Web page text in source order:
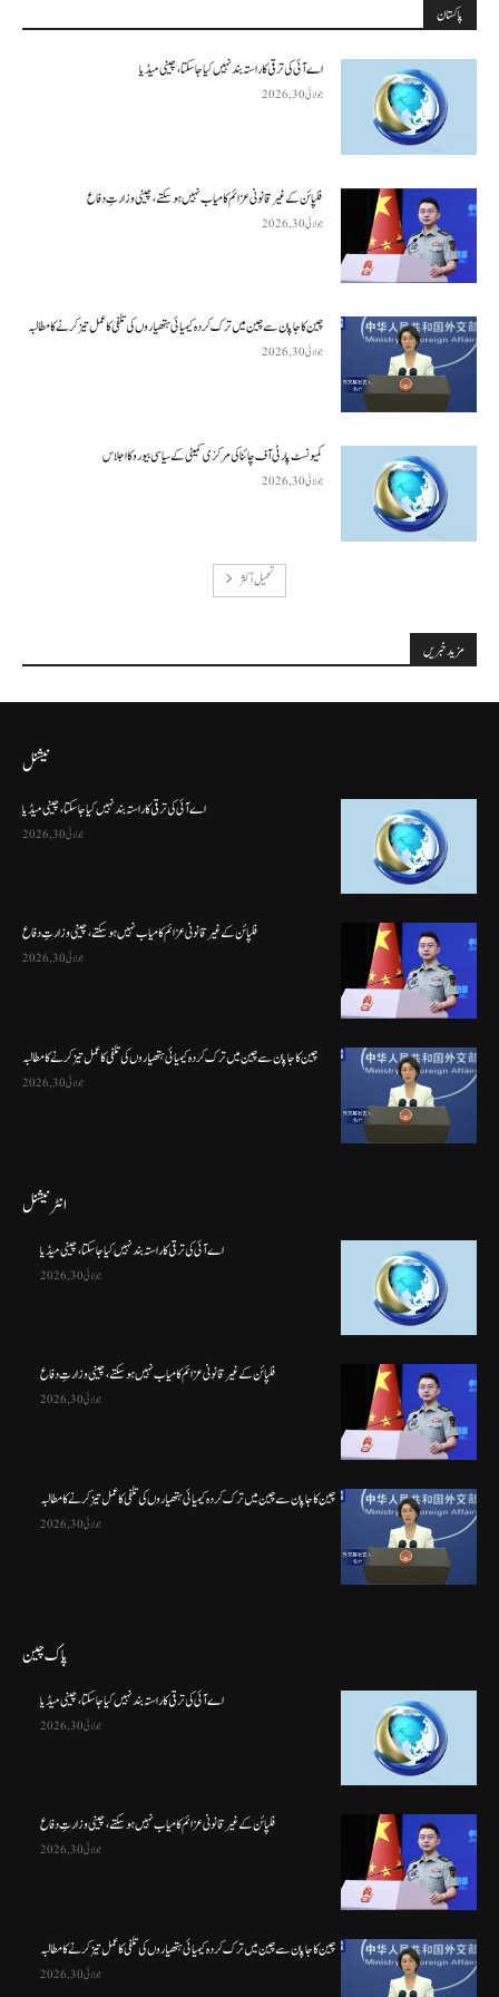
پاکستان
اے آئی کی ترقی کا راستہ بند نہیں کیا جا سکتا، چینی میڈیا
جولائی 30, 2026
فلپائن کے غیر قانونی عزائم کامیاب نہیں ہو سکتے ، چینی وزارتِ دفاع
جولائی 30, 2026
چین کا جاپان سے چین میں ترک کردہ کیمیائی ہتھیاروں کی تلفی کا عمل تیز کرنے کا مطالبہ
جولائی 30, 2026
کمیونسٹ پارٹی آف چائنا کی مرکزی کمیٹی کے سیاسی بیورو کا اجلاس
جولائی 30, 2026
تحميل أكثر
مزید خبریں
نیشنل
اے آئی کی ترقی کا راستہ بند نہیں کیا جا سکتا، چینی میڈیا
جولائی 30, 2026
فلپائن کے غیر قانونی عزائم کامیاب نہیں ہو سکتے ، چینی وزارتِ دفاع
جولائی 30, 2026
چین کا جاپان سے چین میں ترک کردہ کیمیائی ہتھیاروں کی تلفی کا عمل تیز کرنے کا مطالبہ
جولائی 30, 2026
انٹرنیشنل
اے آئی کی ترقی کا راستہ بند نہیں کیا جا سکتا، چینی میڈیا
جولائی 30, 2026
فلپائن کے غیر قانونی عزائم کامیاب نہیں ہو سکتے ، چینی وزارتِ دفاع
جولائی 30, 2026
چین کا جاپان سے چین میں ترک کردہ کیمیائی ہتھیاروں کی تلفی کا عمل تیز کرنے کا مطالبہ
جولائی 30, 2026
پاک چین
اے آئی کی ترقی کا راستہ بند نہیں کیا جا سکتا، چینی میڈیا
جولائی 30, 2026
فلپائن کے غیر قانونی عزائم کامیاب نہیں ہو سکتے ، چینی وزارتِ دفاع
جولائی 30, 2026
چین کا جاپان سے چین میں ترک کردہ کیمیائی ہتھیاروں کی تلفی کا عمل تیز کرنے کا مطالبہ
جولائی 30, 2026